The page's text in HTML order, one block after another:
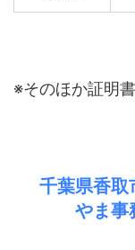
※そのほか証明
千葉県香取
やま事